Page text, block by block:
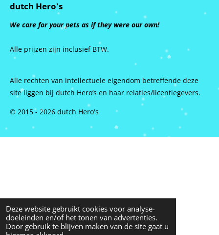
Deze website gebruikt cookies voor analyse-
doeleinden en/of het tonen van advertenties.
Door gebruik te blijven maken van de site gaat u
dutch Hero's
We care for your pets as if they were our own!
Alle prijzen zijn inclusief BTW.
Alle rechten van intellectuele eigendom betreffende deze
site liggen bij dutch Hero’s en haar relaties/licentiegevers.
© 2015 - 2026 dutch Hero's